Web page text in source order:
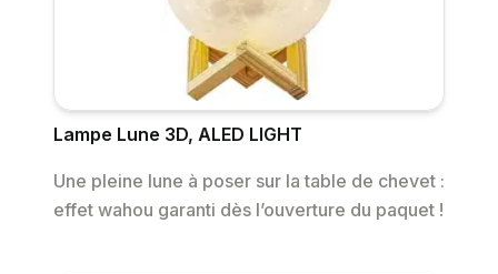
Lampe Lune 3D, ALED LIGHT
Une pleine lune à poser sur la table de chevet :
effet wahou garanti dès l’ouverture du paquet !